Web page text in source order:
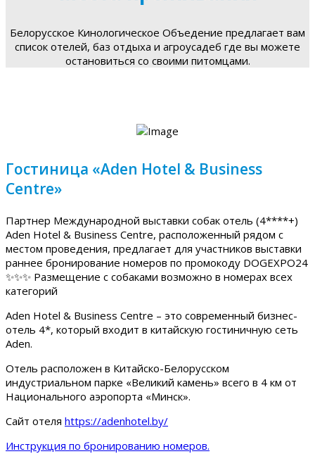
Белорусское Кинологическое Объедение предлагает вам
список отелей, баз отдыха и агроусадеб где вы можете
остановиться со своими питомцами.
Гостиница «Aden Hotel & Business
Centre»
Партнер Международной выставки собак отель (4****+)
Aden Hotel & Business Centre, расположенный рядом с
местом проведения, предлагает для участников выставки
раннее бронирование номеров по промокоду DOGEXPO24
✨✨✨ Размещение с собаками возможно в номерах всех
категорий
Aden Hotel & Business Centre – это современный бизнес-
отель 4*, который входит в китайскую гостиничную сеть
Aden.
Отель расположен в Китайско-Белорусском
индустриальном парке «Великий камень» всего в 4 км от
Национального аэропорта «Минск».
Сайт отеля https://adenhotel.by/
Инструкция по бронированию номеров.